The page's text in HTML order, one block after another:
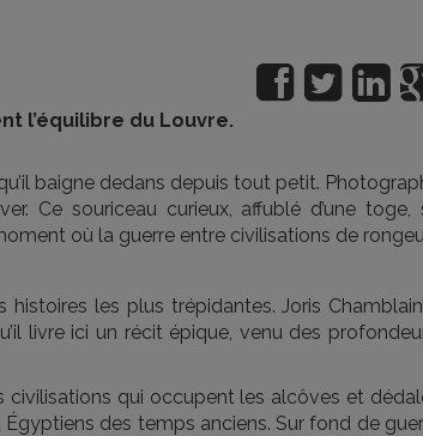
l’équilibre du Louvre.
baigne dedans depuis tout petit.
Ce souriceau curieux, affublé d’une toge,
où la guerre entre civilisations de
les plus trépidantes. Joris
livre ici un récit épique, venu des
qui occupent les alcôves et
des temps anciens. Sur fond de